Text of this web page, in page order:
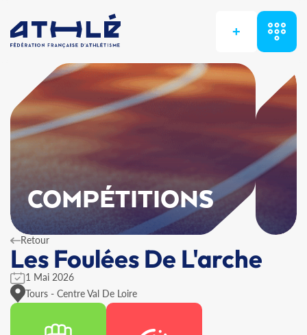
+
COMPÉTITIONS
Retour
Les Foulées De L'arche
1 Mai 2026
Tours - Centre Val De Loire